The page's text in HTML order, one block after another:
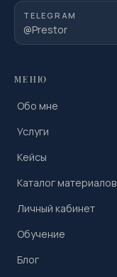
TELEGRAM
@Prestor
МЕНЮ
Обо мне
Услуги
Кейсы
Каталог материалов
Личный кабинет
Обучение
Блог